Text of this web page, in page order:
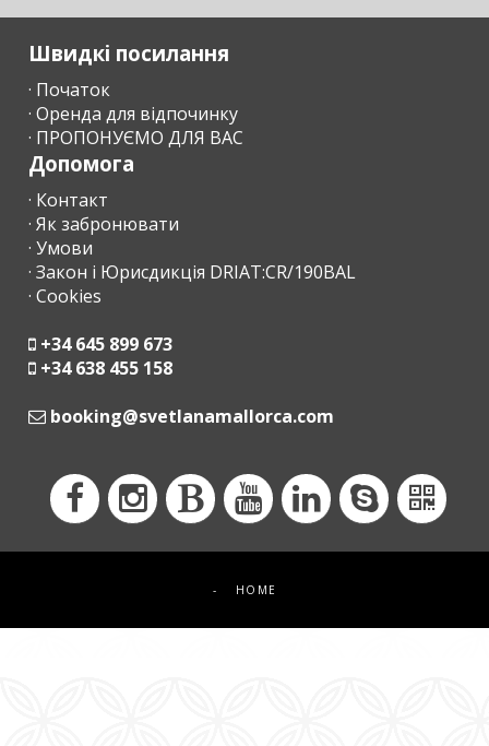
Швидкі посилання
· Початок
· Оренда для відпочинку
· ПРОПОНУЄМО ДЛЯ ВАС
Допомога
· Контакт
· Як забронювати
· Умови
· Закон і Юрисдикція DRIAT:CR/190BAL
· Cookies
+34 645 899 673
+34 638 455 158
moc.acrollamanaltevs@gnikoob
- HOME